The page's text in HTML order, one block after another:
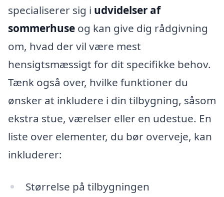
specialiserer sig i udvidelser af
sommerhuse og kan give dig rådgivning
om, hvad der vil være mest
hensigtsmæssigt for dit specifikke behov.
Tænk også over, hvilke funktioner du
ønsker at inkludere i din tilbygning, såsom
ekstra stue, værelser eller en udestue. En
liste over elementer, du bør overveje, kan
inkluderer:
Størrelse på tilbygningen